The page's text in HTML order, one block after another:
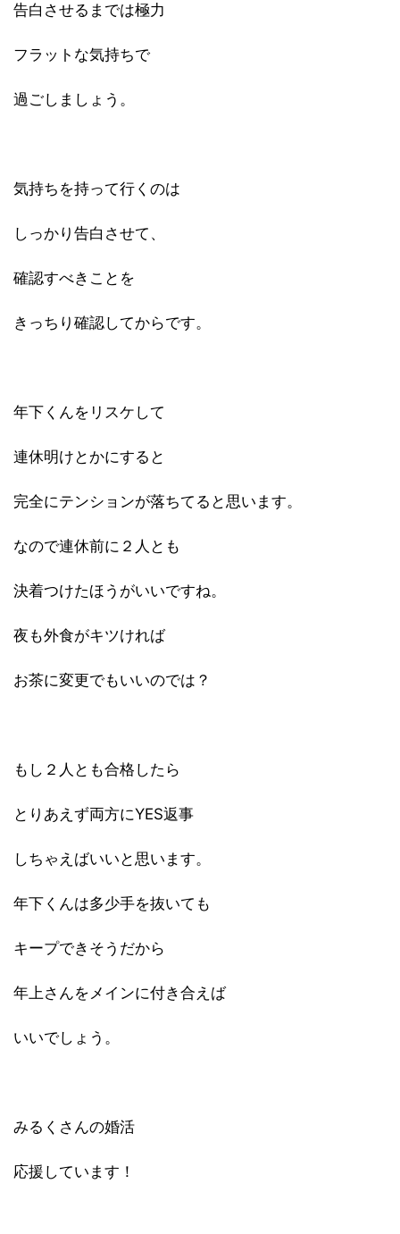
告白させるまでは極力
フラットな気持ちで
過ごしましょう。
気持ちを持って行くのは
しっかり告白させて、
確認すべきことを
きっちり確認してからです。
年下くんをリスケして
連休明けとかにすると
完全にテンションが落ちてると思います。
なので連休前に２人とも
決着つけたほうがいいですね。
夜も外食がキツければ
お茶に変更でもいいのでは？
もし２人とも合格したら
とりあえず両方にYES返事
しちゃえばいいと思います。
年下くんは多少手を抜いても
キープできそうだから
年上さんをメインに付き合えば
いいでしょう。
みるくさんの婚活
応援しています！